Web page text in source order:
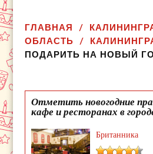
ГЛАВНАЯ
ОБЛАСТЬ
ПОДАРИТЬ НА НОВЫЙ
Отметить новогодние
кафе и ресторанах в
Британника